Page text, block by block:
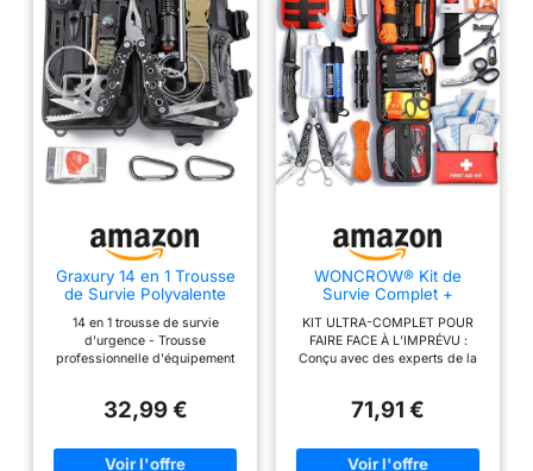
Graxury 14 en 1 Trousse
de Survie Polyvalente
Soins pour Les Sports de
Plein Air, Le Camping,
l'alpinisme, Les Pierres
Pince)
14 en 1 trousse de survie
d'urgence - Trousse
professionnelle d'équipement
sifflet, grattoir à incendie, scie à
sécurité, papier
multifonctionnel, couteau, pince
32,99 €
WONCROW® Kit de
Survie Complet +
de Survie Urgence
KIT ULTRA-COMPLET POUR
FAIRE FACE À L’IMPRÉVU :
Conçu avec des experts de la
essentiels pour répondre aux
d’urgence : filtrer de l’eau, faire
du feu, se nourrir, s’abriter et
71,91 €